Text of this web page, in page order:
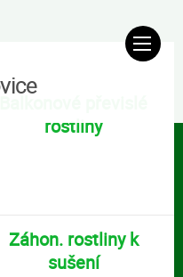
rostliny
Záhon. rostliny k
sušení